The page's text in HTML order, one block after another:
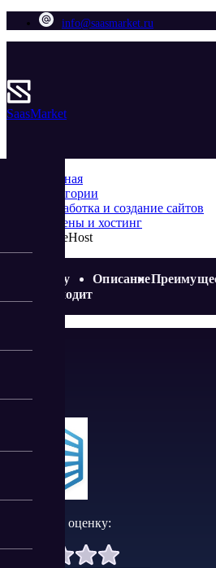
info@saasmarket.ru
SaasMarket
Главная
Категории
Разработка и создание сайтов
Домены и хостинг
ValueHost
Кому
подходит
Описание
Поставить оценку: